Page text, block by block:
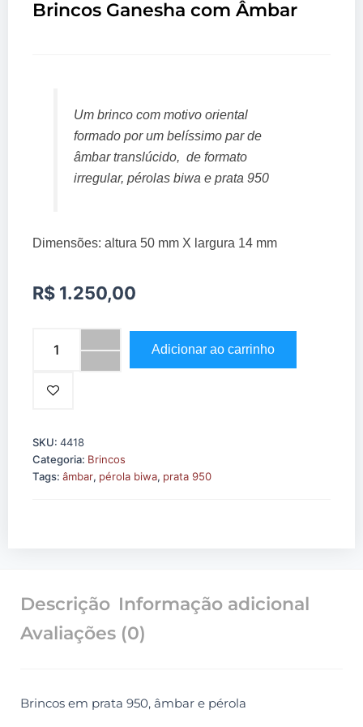
Brincos Ganesha com Âmbar
Um brinco com motivo oriental
formado por um belíssimo par de
âmbar translúcido, de formato
irregular, pérolas biwa e prata 950
Dimensões: altura 50 mm X largura 14 mm
R$ 1.250,00
Ganesha
Âmbar
quantidade
Adicionar ao carrinho
SKU: 4418
Categoria: Brincos
Tags: âmbar, pérola biwa, prata 950
Descrição Informação adicional
Avaliações (0)
Brincos em prata 950, âmbar e pérola